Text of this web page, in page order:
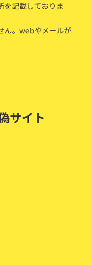
を記載しておりま
ん。webやメールが
サイト